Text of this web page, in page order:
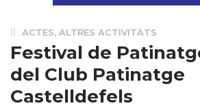
ACTES, ALTRES ACTIVITATS
Festival de
del Club Patinatge
Castelldefels